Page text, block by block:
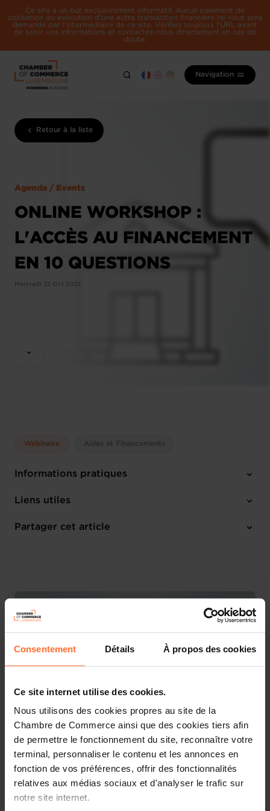
Consentement Détails À propos des cookies
Ce site internet utilise des cookies.
Nous utilisons des cookies propres au site de la
Chambre de Commerce ainsi que des cookies tiers afin
de permettre le fonctionnement du site, reconnaître votre
terminal, personnaliser le contenu et les annonces en
fonction de vos préférences, offrir des fonctionnalités
relatives aux médias sociaux et d'analyser le trafic sur
notre site internet.
Ce site a un but exclusivement informatif. Aucun paiement de
cotisation ou exécution d'une autre transaction financière ne vous sera
demandé par l'intermédiaire de ce site. Vérifiez toujours l'URL avant
de saisir vos informations et contactez-nous directement en cas de
doute.
Navigation
Retour à la liste
Agenda / Events
ONLINE WORKSHOP :
L'ACCÈS AU FINANCEMENT
EN 10 QUESTIONS
Mercredi 22 Oct 2025
Webinaire Aides et Financements
Informations pratiques
Mercredi 22 Oct 2025
Online Workshop
Liens utiles
M'inscrire
Partager cet article
projets professionnels ? Découvrez les informations-clé
sur l’accès au financement à travers 10 questions-
réponses essentielles. Ce workshop vous offre une
présentation sommaire et des astuces pratiques pour